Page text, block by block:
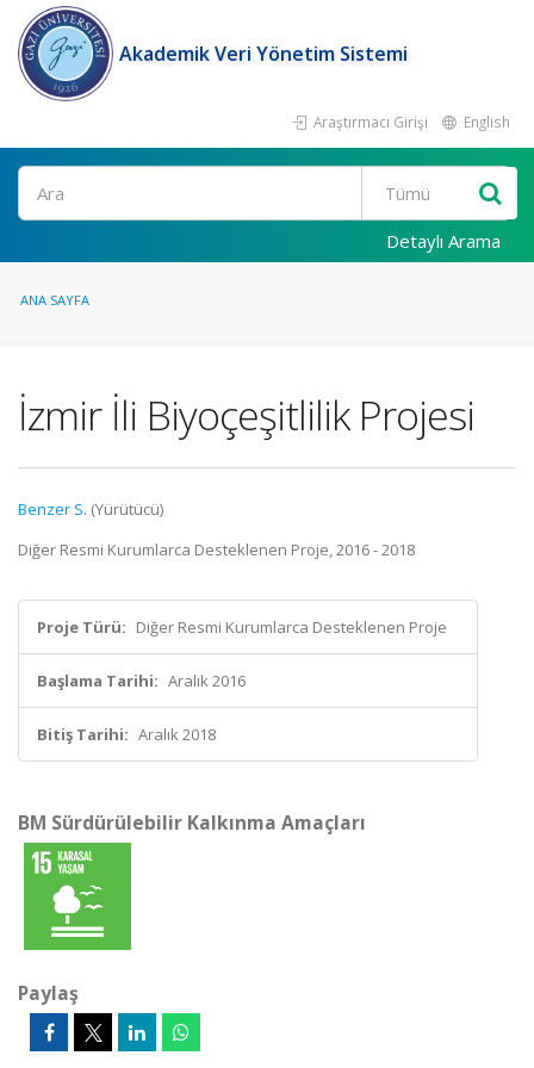
Akademik Veri Yönetim Sistemi
Araştırmacı Girişi English
Ara
Detaylı Arama
ANA SAYFA
İzmir İli Biyoçeşitlilik Projesi
Benzer S. (Yürütücü)
Diğer Resmi Kurumlarca Desteklenen Proje, 2016 - 2018
Proje Türü: Diğer Resmi Kurumlarca Desteklenen Proje
Başlama Tarihi: Aralık 2016
Bitiş Tarihi: Aralık 2018
BM Sürdürülebilir Kalkınma Amaçları
Paylaş